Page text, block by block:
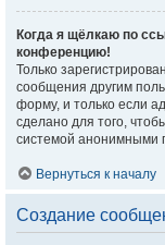
Когда я щёлкаю по
конференцию!
Только
сообщения другим
форму, и только если
сделано для того,
системой анонимными
Вернуться к началу
Создание